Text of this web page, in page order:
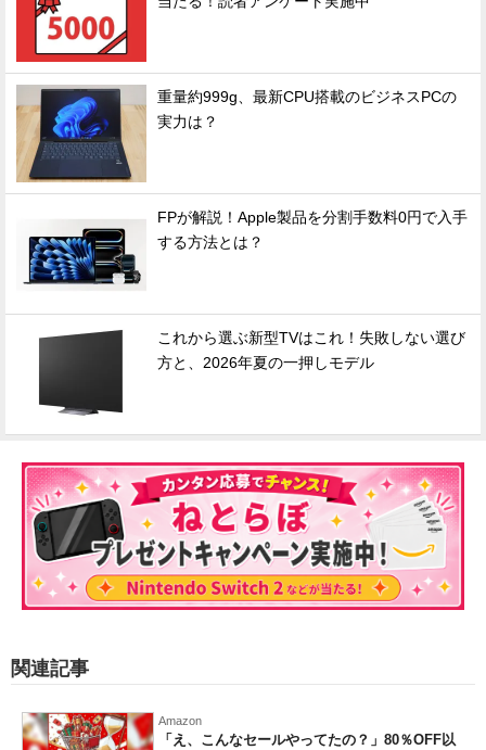
重量約999g、最新CPU搭載のビジネスPCの
実力は？
FPが解説！Apple製品を分割手数料0円で入手
する方法とは？
これから選ぶ新型TVはこれ！失敗しない選び
方と、2026年夏の一押しモデル
関連記事
Amazon
「え、こんなセールやってたの？」80％OFF以